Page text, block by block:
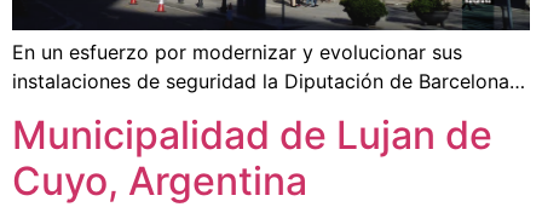
En un esfuerzo por modernizar y evolucionar sus
instalaciones de seguridad la Diputación de Barcelona…
Municipalidad de Lujan de
Cuyo, Argentina